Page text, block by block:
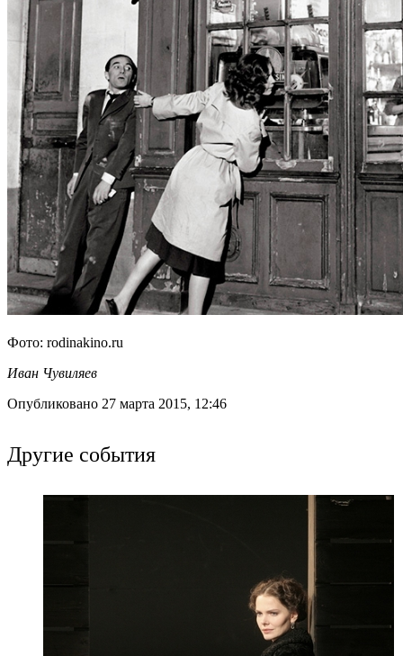
Фото: rodinakino.ru
Иван Чувиляев
Опубликовано 27 марта 2015, 12:46
Другие события